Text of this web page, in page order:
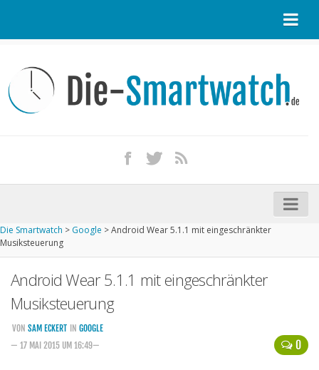
Kontakt / Tipp geben
Impressum
iPhone kaufen
Startseite
Kommende Smartwatches
Marken und Modelle
Handytarife
Die Smartwatch > Google >Android Wear 5.1.1 mit eingeschränkter
Musiksteuerung
Android Wear 5.1.1 mit eingeschränkter
Musiksteuerung
0
VON SAM ECKERT IN GOOGLE
— 17 MAI 2015 UM 16:49—